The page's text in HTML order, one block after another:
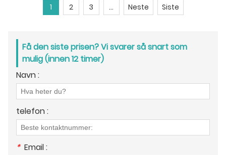
1 2 3 ... Neste Siste
Få den siste prisen? Vi svarer så snart som
mulig (innen 12 timer)
Navn :
telefon :
* Email :